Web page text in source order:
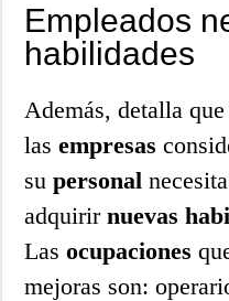
Empleados
habilidades
Además, detalla
lasempresas
supersonal
adquirirnuevas
Lasocupaciones
mejoras son: